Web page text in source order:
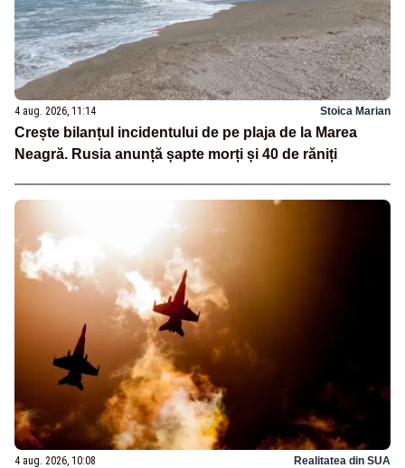
4 aug. 2026, 11:14 Stoica Marian
Crește bilanțul incidentului de pe plaja de la Marea
Neagră. Rusia anunță șapte morți și 40 de răniți
4 aug. 2026, 10:08 Realitatea din SUA